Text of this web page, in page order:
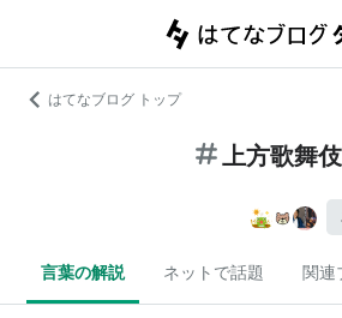
はてなブログ トップ
上方歌舞伎
言葉の解説 ネットで話題 関連